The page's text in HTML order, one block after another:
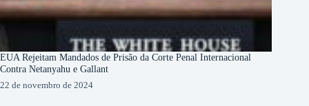
EUA Rejeitam Mandados de Prisão da Corte Penal Internacional
Contra Netanyahu e Gallant
22 de novembro de 2024